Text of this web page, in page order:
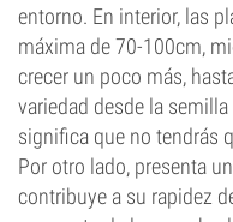
entorno. En interior, las
máxima de 70-100cm,
crecer un poco más,
variedad desde la
significa que no tendrás
Por otro lado, presenta
contribuye a su rapidez